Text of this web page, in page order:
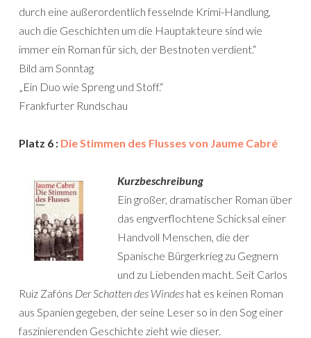
durch eine außerordentlich fesselnde Krimi-Handlung,
auch die Geschichten um die Hauptakteure sind wie
immer ein Roman für sich, der Bestnoten verdient.“
Bild am Sonntag
„Ein Duo wie Spreng und Stoff.“
Frankfurter Rundschau
Platz 6 : Die Stimmen des Flusses von Jaume Cabré
Kurzbeschreibung
Ein großer, dramatischer Roman über
das engverflochtene Schicksal einer
Handvoll Menschen, die der
Spanische Bürgerkrieg zu Gegnern
und zu Liebenden macht. Seit Carlos
Ruiz Zafóns Der Schatten des Windes hat es keinen Roman
aus Spanien gegeben, der seine Leser so in den Sog einer
faszinierenden Geschichte zieht wie dieser.